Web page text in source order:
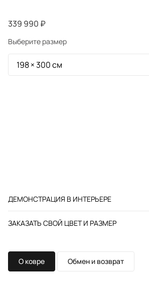
339 990 ₽
Выберите размер
ДЕМОНСТРАЦИЯ В ИНТЕРЬЕРЕ
ЗАКАЗАТЬ СВОЙ ЦВЕТ И РАЗМЕР
О ковре Обмен и возврат